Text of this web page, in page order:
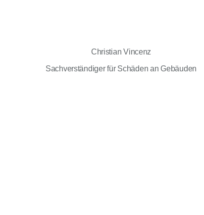
Christian Vincenz
Sachverständiger für Schäden an Gebäuden